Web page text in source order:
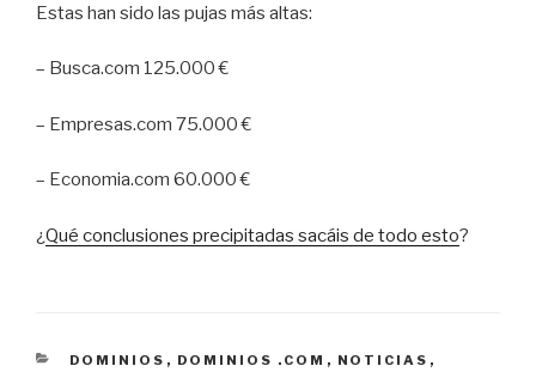
Estas han sido las pujas más altas:
– Busca.com 125.000 €
– Empresas.com 75.000 €
– Economia.com 60.000 €
¿Qué conclusiones precipitadas sacáis de todo esto?
CATEGORÍAS
DOMINIOS , DOMINIOS .COM , NOTICIAS ,